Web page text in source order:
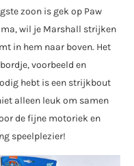
zoon is gek op Paw
wil je Marshall strijken
in hem naar boven. Het
voorbeeld en
hebt is een strijkbout
alleen leuk om samen
de fijne motoriek en
speelplezier!